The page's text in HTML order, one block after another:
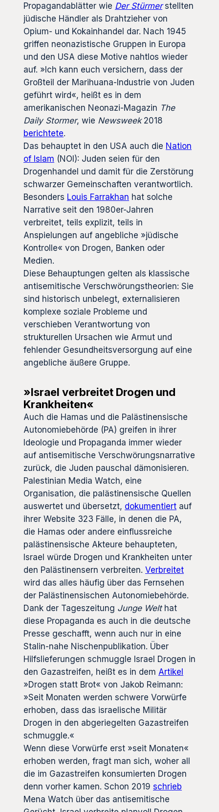
Propagandablätter wie Der Stürmerstellten
jüdische Händler als Drahtzieher von
Opium- und Kokainhandel dar. Nach 1945
griffen neonazistische Gruppen in Europa
und den USA diese Motive nahtlos wieder
auf. »Ich kann euch versichern, dass der
Großteil der Marihuana-Industrie von Juden
geführt wird«, heißt es in dem
amerikanischen Neonazi-Magazin The
Daily Stormer, wie Newsweek2018
berichtete.
Das behauptet in den USA auch die Nation
of Islam (NOI): Juden seien für den
Drogenhandel und damit für die Zerstörung
schwarzer Gemeinschaften verantwortlich.
Besonders Louis Farrakhan hat solche
Narrative seit den 1980er-Jahren
verbreitet, teils explizit, teils in
Anspielungen auf angebliche »jüdische
Kontrolle« von Drogen, Banken oder
Medien.
Diese Behauptungen gelten als klassische
antisemitische Verschwörungstheorien: Sie
sind historisch unbelegt, externalisieren
komplexe soziale Probleme und
verschieben Verantwortung von
strukturellen Ursachen wie Armut und
fehlender Gesundheitsversorgung auf eine
angebliche äußere Gruppe.
»Israel verbreitet Drogen und
Krankheiten«
Auch die Hamas und die Palästinensische
Autonomiebehörde (PA) greifen in ihrer
Ideologie und Propaganda immer wieder
auf antisemitische Verschwörungsnarrative
zurück, die Juden pauschal dämonisieren.
Palestinian Media Watch, eine
Organisation, die palästinensische Quellen
auswertet und übersetzt, dokumentiert auf
ihrer Website 323 Fälle, in denen die PA,
die Hamas oder andere einflussreiche
palästinensische Akteure behaupteten,
Israel würde Drogen und Krankheiten unter
den Palästinensern verbreiten. Verbreitet
wird das alles häufig über das Fernsehen
der Palästinensischen Autonomiebehörde.
Dank der Tageszeitung Junge Welthat
diese Propaganda es auch in die deutsche
Presse geschafft, wenn auch nur in eine
Stalin-nahe Nischenpublikation. Über
Hilfslieferungen schmuggle Israel Drogen in
den Gazastreifen, heißt es in dem Artikel
»Drogen statt Brot« von Jakob Reimann:
»Seit Monaten werden schwere Vorwürfe
erhoben, dass das israelische Militär
Drogen in den abgeriegelten Gazastreifen
schmuggle.«
Wenn diese Vorwürfe erst »seit Monaten«
erhoben werden, fragt man sich, woher all
die im Gazastreifen konsumierten Drogen
denn vorher kamen. Schon 2019 schrieb
Mena Watch über das antisemitische